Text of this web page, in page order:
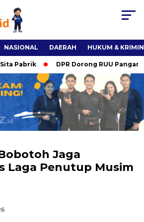
NASIONAL DAERAH HUKUM &
DPR Dorong RUU Pangan,
Jaga
Laga Penutup Musim